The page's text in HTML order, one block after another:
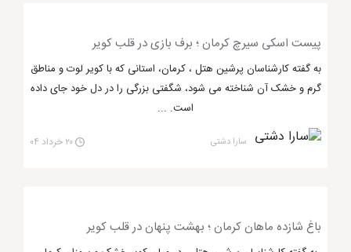
با سفر به این شهر در کنار جاذبه های گردشگری از امکان
تفریحی نیز لذت ببرند. از جمله این مراکز تفریحی مجتمع
تجاری ایرانلند، مجتمع تپه کاج، شهربازی گاندو، باشگاه
پینت بال، لونا پارک و ... هستند. وجود این تفریحات باعث
شده است تا گردشگران
بشناسید
پیست اسکی سیرچ کرمان ؛ برف بازی در قلب کویر
به گفته کارشناسان پرشین هتل ، کرمان، استانی که با کویر لوت و مناطق
گرم و خشک آن شناخته می شود، شگفتی بزرگی را در دل خود جای داده
است. ...
سارا دشتی ۲۰ خرداد ۰۴
باغ شازده ماهان کرمان ؛ بهشت پنهان در قلب کویر